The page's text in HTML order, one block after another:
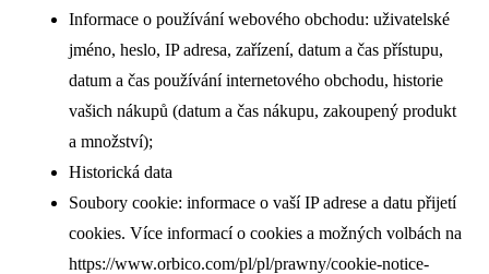
Informace o používání webového obchodu: uživatelské
jméno, heslo, IP adresa, zařízení, datum a čas přístupu,
datum a čas používání internetového obchodu, historie
vašich nákupů (datum a čas nákupu, zakoupený produkt
a množství);
Historická data
Soubory cookie: informace o vaší IP adrese a datu přijetí
cookies. Více informací o cookies a možných volbách na
https://www.orbico.com/pl/pl/prawny/cookie-notice-